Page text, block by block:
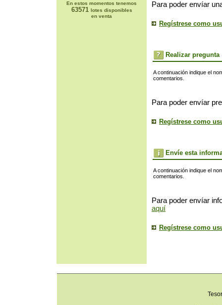
En estos momentos tenemos
63571 lotes disponibles
en venta
Para poder envíar
Regístrese como
Realizar pregunta
A continuación indique el
comentarios.
Para poder envíar
Regístrese como
Envíe esta
A continuación indique el
comentarios.
Para poder envíar
aquí
Regístrese como